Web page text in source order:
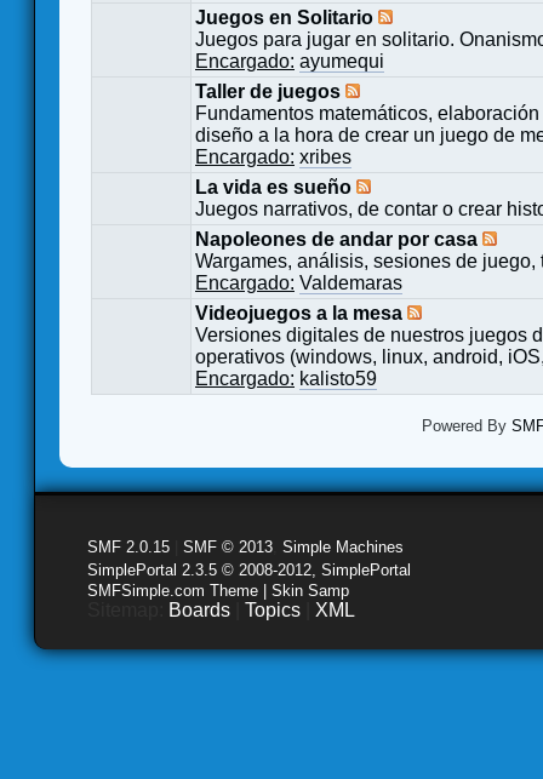
Juegos en Solitario
Juegos para jugar en solitario.
Encargado: ayumequi
Taller de juegos
Fundamentos matemáticos,
diseño a la hora de crear un juego de
Encargado: xribes
La vida es sueño
Juegos narrativos, de contar o crear
Napoleones de andar por casa
Wargames, análisis, sesiones de
Encargado: Valdemaras
Videojuegos a la mesa
Versiones digitales de nuestros juegos
operativos (windows, linux, android,
Encargado: kalisto59
Powered By
SMF 2.0.15 SMF © 2013 Simple Machines
SimplePortal 2.3.5 © 2008-2012, SimplePortal
SMFSimple.com Theme | Skin Samp
Boards Topics XML